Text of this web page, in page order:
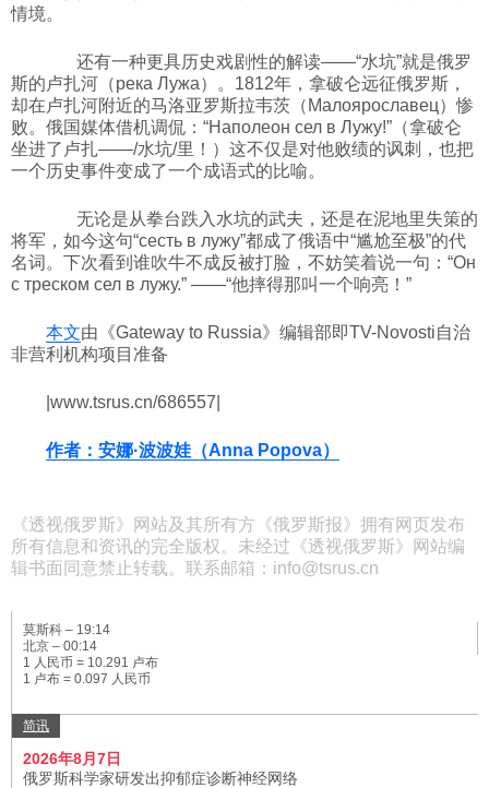
体育
旅游
视听
情境。
还有一种更具历史戏剧性的解读——“水坑”就是俄罗
斯的卢扎河（река Лужа）。1812年，拿破仑远征俄罗斯，
却在卢扎河附近的马洛亚罗斯拉韦茨（Малоярославец）惨
败。俄国媒体借机调侃：“Наполеон сел в Лужу!”（拿破仑
坐进了卢扎——/水坑/里！）这不仅是对他败绩的讽刺，也把
一个历史事件变成了一个成语式的比喻。
无论是从拳台跌入水坑的武夫，还是在泥地里失策的
将军，如今这句“сесть в лужу”都成了俄语中“尴尬至极”的代
名词。下次看到谁吹牛不成反被打脸，不妨笑着说一句：“Он
с треском сел в лужу.” ——“他摔得那叫一个响亮！”
本文由《Gateway to Russia》编辑部即TV-Novosti自治
非营利机构项目准备
|www.tsrus.cn/686557|
作者：安娜·波波娃（Anna Popova）
《透视俄罗斯》网站及其所有方《俄罗斯报》拥有网页发布
所有信息和资讯的完全版权。未经过《透视俄罗斯》网站编
辑书面同意禁止转载。联系邮箱：info@tsrus.cn
莫斯科 – 19:14
北京 – 00:14
1 人民币 = 10.291 卢布
1 卢布 = 0.097 人民币
简讯
2026年8月7日
俄罗斯科学家研发出抑郁症诊断神经网络